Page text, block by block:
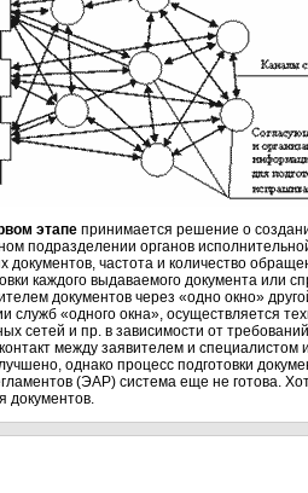
этапе принимается решение о
подразделении органов
частота и количество
каждого выдаваемого документа или
документов через «одно окно»
«одного окна», осуществляется
сетей и пр. в зависимости от
между заявителем и
однако процесс подготовки
(ЭАР) система еще не готова.
документов.